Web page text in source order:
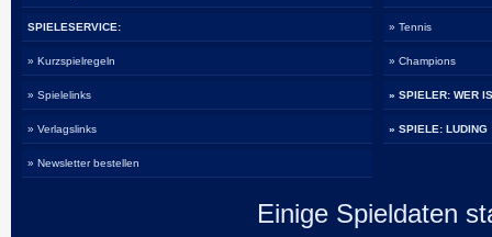
SPIELESERVICE:
» Kurzspielregeln
» Spielelinks
» Verlagslinks
» Newsletter bestellen
» Tennis
» Champions
» SPIELER: WER
» SPIELE: LUDING
Einige Spieldaten